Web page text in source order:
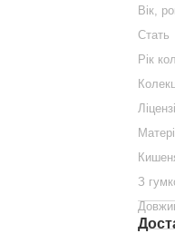
Вік,
Стать
Рік
З